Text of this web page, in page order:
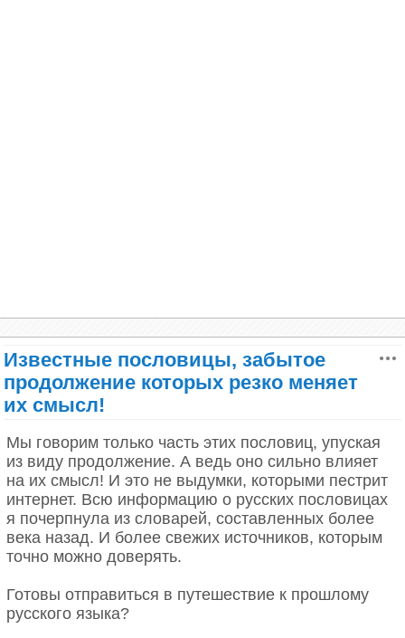
“Волка зубы кормят”
Это один из редких случаев, когда пословица
потеряла не только свое окончание, но и начало.
Почему-то волк приглянулся обывателям больше
других «героев» этого выражения. Полный текст
“Зайца ноги носят, волка зубы кормят, лису хвост
Известные пословицы, забытое
продолжение которых резко меняет
их смысл!
Мы говорим только часть этих пословиц, упуская
из виду продолжение. А ведь оно сильно влияет
на их смысл! И это не выдумки, которыми пестрит
интернет. Всю информацию о русских пословицах
я почерпнула из словарей, составленных более
века назад. И более свежих источников, которым
точно можно доверять.
Готовы отправиться в путешествие к прошлому
русского языка?